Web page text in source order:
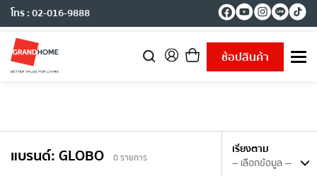
โทร : 02-016-9888
ช้อปสินค้า
T
e
a
แบรนด์:GLOBO 0 รายการ
เรียงตาม